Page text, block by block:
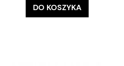
DO KOSZYKA